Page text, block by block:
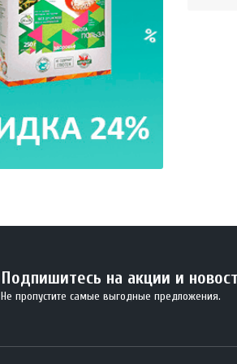
Подпишитесь на акции и
Не пропустите самые выгодные предложения.